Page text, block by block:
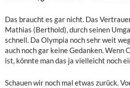
Das braucht es gar nicht. Das
Mathias (Berthold), durch seinen
schnell. Da Olympia noch sehr weit
auch noch gar keine Gedanken. Wenn
ist, könnte man das ja vielleicht noch
Schauen wir noch mal etwas zurück.